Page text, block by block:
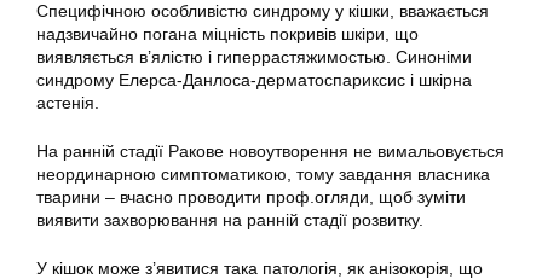
Специфічною особливістю синдрому у кішки, вважається
надзвичайно погана міцність покривів шкіри, що
виявляється в’ялістю і гиперрастяжимостью. Синоніми
синдрому Елерса-Данлоса-дерматоспариксис і шкірна
астенія.
На ранній стадії Ракове новоутворення не вимальовується
неординарною симптоматикою, тому завдання власника
тварини – вчасно проводити проф.огляди, щоб зуміти
виявити захворювання на ранній стадії розвитку.
У кішок може з’явитися така патологія, як анізокорія, що